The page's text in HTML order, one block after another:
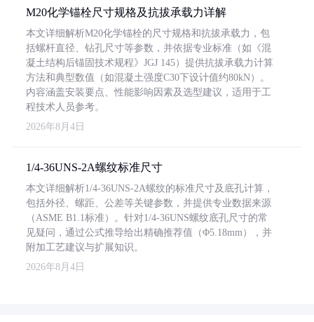
M20化学锚栓尺寸规格及抗拔承载力详解
本文详细解析M20化学锚栓的尺寸规格和抗拔承载力，包
括螺杆直径、钻孔尺寸等参数，并依据专业标准（如《混
凝土结构后锚固技术规程》JGJ 145）提供抗拔承载力计算
方法和典型数值（如混凝土强度C30下设计值约80kN）。
内容涵盖安装要点、性能影响因素及选型建议，适用于工
程技术人员参考。
2026年8月4日
1/4-36UNS-2A螺纹标准尺寸
本文详细解析1/4-36UNS-2A螺纹的标准尺寸及底孔计算，
包括外径、螺距、公差等关键参数，并提供专业数据来源
（ASME B1.1标准）。针对1/4-36UNS螺纹底孔尺寸的常
见疑问，通过公式推导给出精确推荐值（Φ5.18mm），并
附加工艺建议与扩展知识。
2026年8月4日